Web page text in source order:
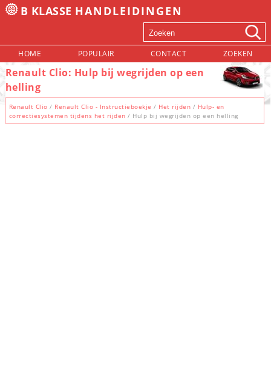
B KLASSE HANDLEIDINGEN
HOME POPULAIR CONTACT ZOEKEN
Renault Clio: Hulp bij wegrijden op een
helling
Renault Clio / Renault Clio - Instructieboekje / Het rijden / Hulp- en
correctiesystemen tijdens het rijden / Hulp bij wegrijden op een helling